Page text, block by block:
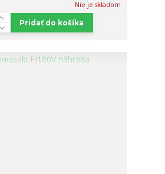
Nie je skladom
Pridať do košíka